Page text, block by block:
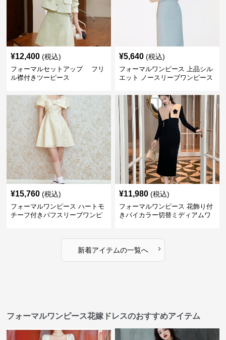
¥12,400 (税込)
フォーマルセットアップ フリ
ル襟付きツーピース
¥5,640 (税込)
フォーマルワンピース 上品シル
エット ノースリーブワンピース
¥15,760 (税込)
フォーマルワンピース ハートモ
チーフ付きパフスリーブワンピ
¥11,980 (税込)
フォーマルワンピース 花飾り付
きバイカラー切替ミディアムワ
新着アイテムの一覧へ ›
フォーマルワンピース花嫁ドレスのおすすめアイテム